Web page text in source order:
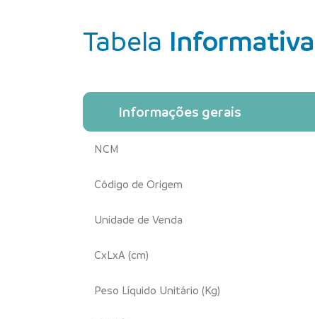
Tabela Informativa
Informações gerais
NCM
Código de Origem
Unidade de Venda
CxLxA (cm)
Peso Líquido Unitário (Kg)